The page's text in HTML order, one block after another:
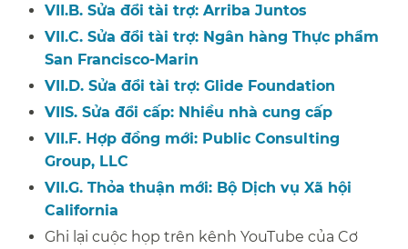
VII.B. Sửa đổi tài trợ: Arriba Juntos​​
VII.C. Sửa đổi tài trợ: Ngân hàng Thực phẩm
San Francisco-Marin​​
VII.D. Sửa đổi tài trợ: Glide Foundation​​
VIIS. Sửa đổi cấp: Nhiều nhà cung cấp​​
VII.F. Hợp đồng mới: Public Consulting
Group, LLC​​
VII.G. Thỏa thuận mới: Bộ Dịch vụ Xã hội
California​​
Ghi lại cuộc họp trên kênh YouTube của Cơ